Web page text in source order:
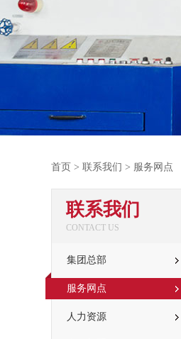
首页 > 联系我们 > 服务网点
联系我们
CONTACT US
集团总部
服务网点
人力资源